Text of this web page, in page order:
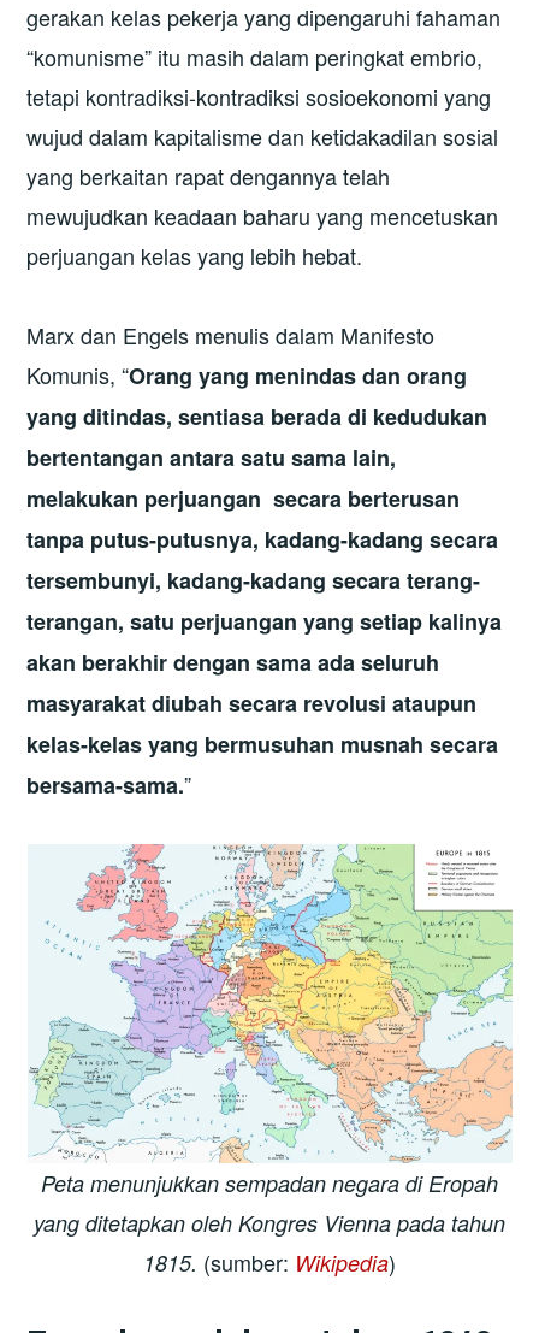
gerakan kelas pekerja yang dipengaruhi fahaman
“komunisme” itu masih dalam peringkat embrio,
tetapi kontradiksi-kontradiksi sosioekonomi yang
wujud dalam kapitalisme dan ketidakadilan sosial
yang berkaitan rapat dengannya telah
mewujudkan keadaan baharu yang mencetuskan
perjuangan kelas yang lebih hebat.
Marx dan Engels menulis dalam Manifesto
Komunis, “Orang yang menindas dan orang
yang ditindas, sentiasa berada di kedudukan
bertentangan antara satu sama lain,
melakukan perjuangan secara berterusan
tanpa putus-putusnya, kadang-kadang secara
tersembunyi, kadang-kadang secara terang-
terangan, satu perjuangan yang setiap kalinya
akan berakhir dengan sama ada seluruh
masyarakat diubah secara revolusi ataupun
kelas-kelas yang bermusuhan musnah secara
bersama-sama.”
Peta menunjukkan sempadan negara di Eropah
yang ditetapkan oleh Kongres Vienna pada tahun
1815. (sumber: Wikipedia)